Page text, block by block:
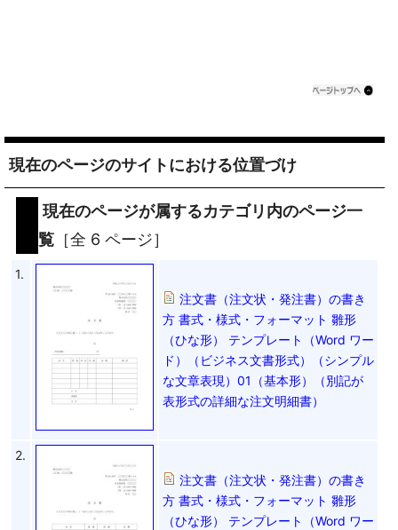
現在のページのサイトにおける位置づけ
現在のページが属するカテゴリ内のページ一
覧 ［全 6 ページ］
1.
注文書（注文状・発注書）の書き
方 書式・様式・フォーマット 雛形
（ひな形） テンプレート（Word ワー
ド）（ビジネス文書形式）（シンプル
な文章表現）01（基本形）（別記が
表形式の詳細な注文明細書）
2.
注文書（注文状・発注書）の書き
方 書式・様式・フォーマット 雛形
（ひな形） テンプレート（Word ワー